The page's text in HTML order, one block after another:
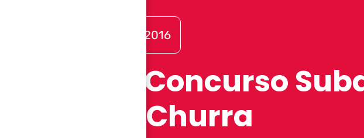
EDICIÓN AÑO 2016
XXIX Concurso
Raza Churra